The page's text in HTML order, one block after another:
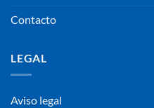
Contacto
LEGAL
Aviso legal